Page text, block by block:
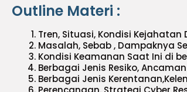
Outline Materi :
Tren, Situasi, Kondisi Kejahatan
Masalah, Sebab , Dampaknya
Kondisi Keamanan Saat Ini di
Berbagai Jenis Resiko,
Berbagai Jenis